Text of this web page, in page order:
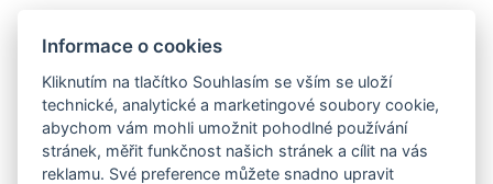
Nápojové sklo
Bydlení
Dárkový poukaz na míru
Mystery box
Kolekce
Informace o cookies
Kliknutím na tlačítko Souhlasím se vším se uloží
technické, analytické a marketingové soubory cookie,
abychom vám mohli umožnit pohodlné používání
stránek, měřit funkčnost našich stránek a cílit na vás
reklamu. Své preference můžete snadno upravit